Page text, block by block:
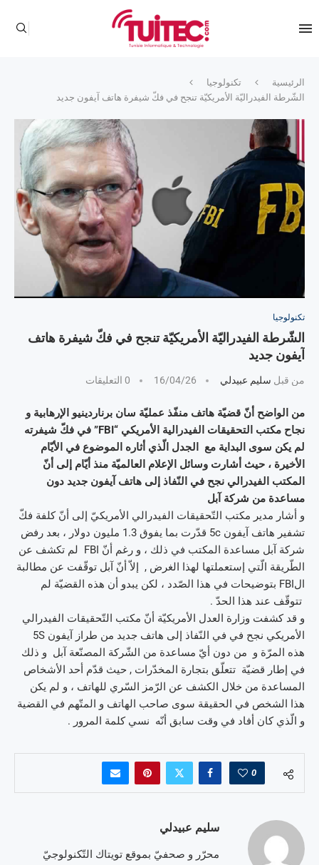
الرئيسية
تكنولوجيا
الشّرطة الفيدراليّة الأمريكيّة تنجح في فكّ شيفرة هاتف آيفون جديد
تكنولوجيا
الشّرطة الفيدراليّة الأمريكيّة تنجح في فكّ شيفرة هاتف
آيفون جديد
من قبل سليم عبيدلي 16/04/26 0 التعليقات
من الواضح أنّ قضيّة هاتف منفّذ عمليّة سان برناردينيو الإرهابية و
نجاح مكتب التحقيقات الفيدرالية الأمريكي “FBI” في فكّ شيفرته
لم يكن سوى البداية مع الجدل الّذي أثاره الموضوع في الأيّام
الأخيرة ، حيث أشارت وسائل الإعلام العالميّة منذ أيّام إلى أنّ
المكتب الفيدرالي نجح في النّفاذ إلى هاتف آيفون جديد دون
مساعدة من شركة آبل
و أشار مدير مكتب التّحقيقات الفيدرالي الأمريكيّ إلى أنّ كلفة فكّ
تشفير هاتف آيفون 5c قدّرت بما يفوق 1.3 مليون دولار ، بعد رفض
شركة آبل مساعدة المكتب في ذلك ، و رغم أنّ FBI لم تكشف عن
الطّريقة الّتي إستعملتها لهذا الغرض , إلاّ أنّ آبل توقّفت عن مطالبة
الFBI بتوضيحات في هذا الصّدد ، لكن يبدو أن هذه القضيّة لم
تتوقّف عند هذا الحدّ .
و قد كشفت وزارة العدل الأمريكيّة أنّ مكتب التّحقيقات الفيدرالي
الأمريكي نجح في في النّفاذ إلى هاتف جديد من طراز آيفون 5S
هذه المرّة و من دون أيّ مساعدة من الشّركة المصنّعة آبل و ذلك
في إطار قضيّة تتعلّق بتجارة المخدّرات , حيث قدّم أحد الأشخاص
المساعدة من خلال الكشف عن الرّمز السّري للهاتف ، و لم يكن
هذا الشخص في الحقيقة سوى صاحب الهاتف و المتّهم في القضية
و الّذي كان أفاد في وقت سابق أنّه نسي كلمة المرور .
0
سليم عبيدلي
محرّر و صحفيّ بموقع تويتاك التّكنولوجيّ